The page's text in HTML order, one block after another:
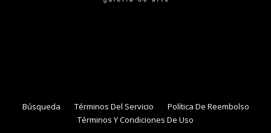
Búsqueda Términos Del Servicio
Política De Reembolso
Términos Y Condiciones De Uso